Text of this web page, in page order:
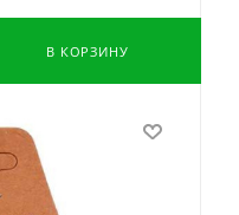
В КОРЗИНУ